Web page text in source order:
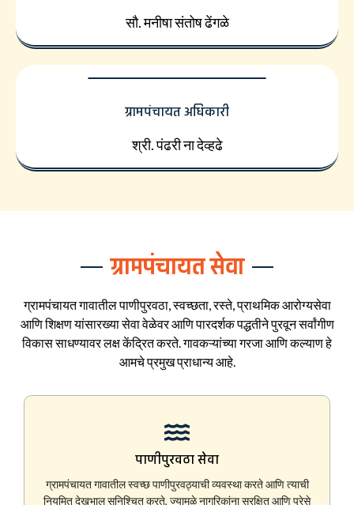
सौ. मनीषा संतोष ढेंगळे
ग्रामपंचायत अधिकारी
श्री. पंढरी ना देव्हढे
ग्रामपंचायत सेवा
ग्रामपंचायत गावातील पाणीपुरवठा, स्वच्छता, रस्ते, प्राथमिक आरोग्यसेवा
आणि शिक्षण यांसारख्या सेवा वेळेवर आणि पारदर्शक पद्धतीने पुरवून सर्वांगीण
विकास साधण्यावर लक्ष केंद्रित करते. गावकऱ्यांच्या गरजा आणि कल्याण हे
आमचे प्रमुख प्राधान्य आहे.
पाणीपुरवठा सेवा
ग्रामपंचायत गावातील स्वच्छ पाणीपुरवठ्याची व्यवस्था करते आणि त्याची
नियमित देखभाल सुनिश्चित करते, ज्यामुळे नागरिकांना सुरक्षित आणि पुरेसे